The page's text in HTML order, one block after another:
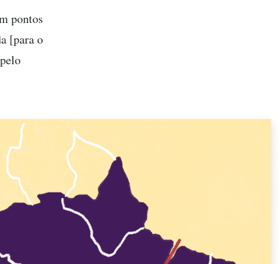
pontos
[para o